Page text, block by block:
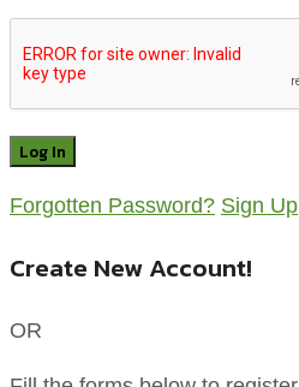
Forgotten Password? Sign Up
Create New Account!
OR